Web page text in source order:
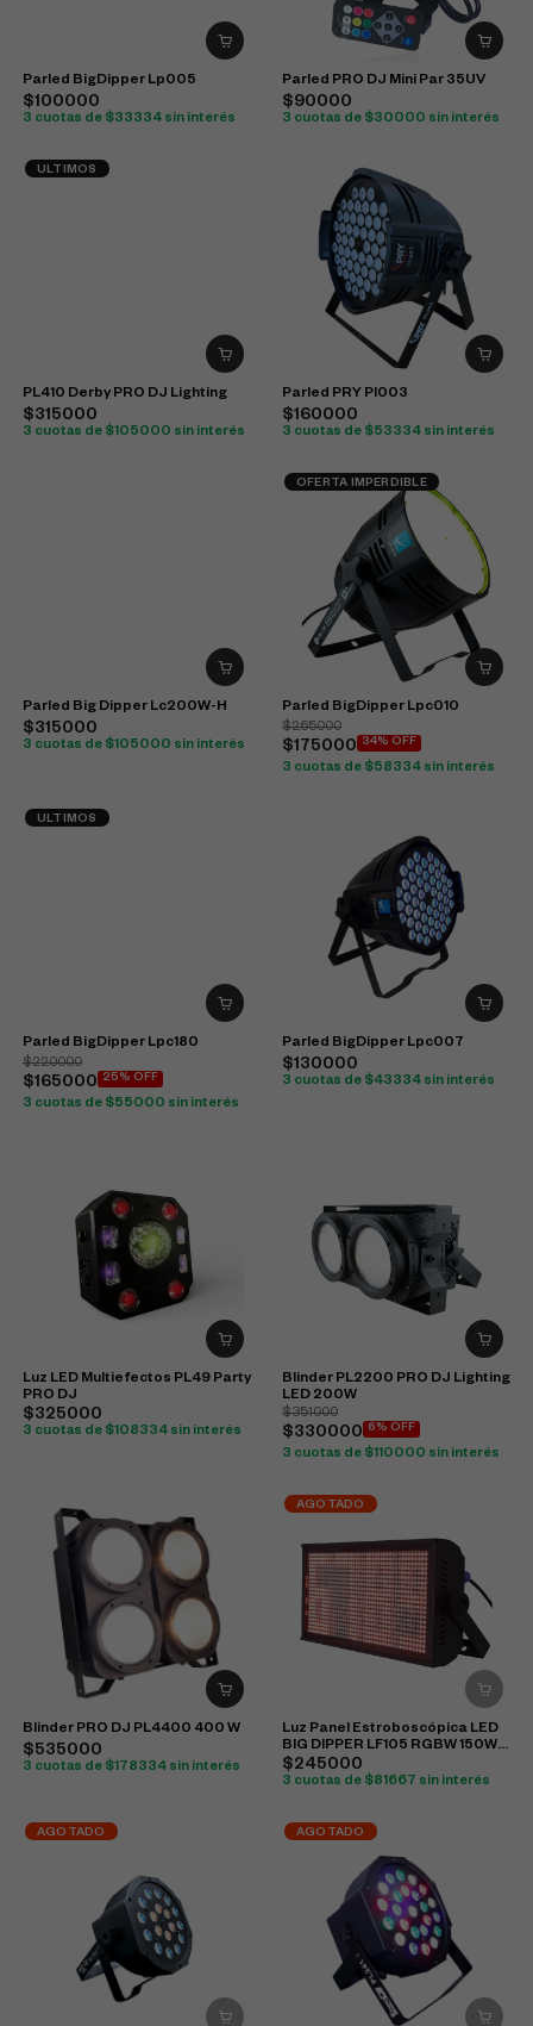
Parled BigDipper Lp005
$100000
3 cuotas de $33334 sin interés
Parled PRO DJ Mini Par 35UV
$90000
3 cuotas de $30000 sin interés
ULTIMOS
PL410 Derby PRO DJ Lighting
$315000
3 cuotas de $105000 sin interés
Parled PRY Pl003
$160000
3 cuotas de $53334 sin interés
Parled Big Dipper Lc200W-H
$315000
3 cuotas de $105000 sin interés
OFERTA IMPERDIBLE
Parled BigDipper Lpc010
$265000
$175000 34% OFF
3 cuotas de $58334 sin interés
ULTIMOS
Parled BigDipper Lpc180
$220000
$165000 25% OFF
3 cuotas de $55000 sin interés
Parled BigDipper Lpc007
$130000
3 cuotas de $43334 sin interés
Luz LED Multiefectos PL49 Party
PRO DJ
$325000
3 cuotas de $108334 sin interés
Blinder PL2200 PRO DJ Lighting
LED 200W
$351000
$330000 6% OFF
3 cuotas de $110000 sin interés
Blinder PRO DJ PL4400 400 W
$535000
3 cuotas de $178334 sin interés
AGOTADO
Luz Panel Estroboscópica LED
BIG DIPPER LF105 RGBW 150W
DMX
$245000
3 cuotas de $81667 sin interés
AGOTADO AGOTADO